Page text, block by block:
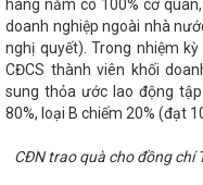
đạt hơn 100.000 lượt cài đặt
năm 2024
‘Cú
Thương chốt lộ trình
trình “Tự hào quê
Thương nhiệm kỳ 2024-
thôn tiêu biểu khu vực phía
độ Hệ thống điện Quốc
trình “Tết sum vầy –
hàng năm có 100% cơ
doanh nghiệp ngoài nhà
nghị quyết). Trong nhiệm
CĐCS thành viên khối
sung thỏa ước lao động
80%, loại B chiếm 20% (đạt
CĐN trao quà cho đồng chí